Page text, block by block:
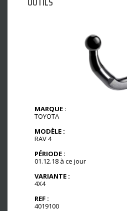
MARQUE :
TOYOTA
MODÈLE :
RAV 4
PÉRIODE :
01.12.18 à ce jour
VARIANTE :
4X4
REF :
4019100